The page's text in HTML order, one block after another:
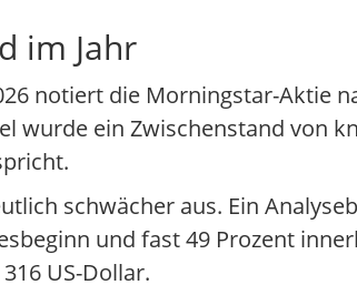
im Jahr
notiert die Morningstar-Aktie
wurde ein Zwischenstand von
schwächer aus. Ein
und fast 49 Prozent
US-Dollar.